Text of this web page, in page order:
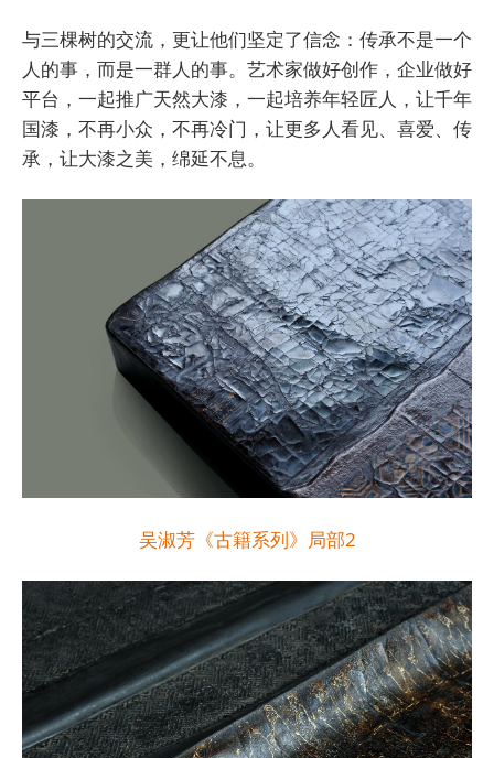
与三棵树的交流，更让他们坚定了信念：传承不是一个
人的事，而是一群人的事。艺术家做好创作，企业做好
平台，一起推广天然大漆，一起培养年轻匠人，让千年
国漆，不再小众，不再冷门，让更多人看见、喜爱、传
承，让大漆之美，绵延不息。
吴淑芳《古籍系列》局部2